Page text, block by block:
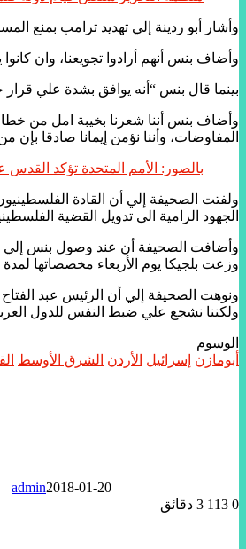
وأشار أبو ردينة إلي تهديد ترامب بمنع المساعدات للاجئين
وأضاف بنس أنهم أرادوا تجويعنا، وان
بينما قال بنس “أنه يوافق بشدة علي
وأضاف بنس أننا شعرنا بخيبة امل من
المفاوضات، وأننا نؤمن إيمانا صادقا
بالصور: الأمم المتحدة تؤكد القدس عربية..128 دولة تحدت ترامب..و7 دول أيدت إسرائيل
ولفتت الصحيفة إلي أن القادة
الجهود الرامية الى تدويل القضية
وأضافت الصحيفة أن عند وصول بنس إلي
وزعت بلجيكا يوم الأربعاء مخصصاتها لمدة 3 سنوات لوكالة المساعدات للفلسطينيين ردا علي خفض الولايات المتحدة للمساعدات للفلسطينيين.
ونوهت الصحيفة إلي أن الرئيس عبد
ولكننا نشجع علي ضبط النفس للدول
الوسوم
أبومازن إسرائيل الأردن الشرق الأوسط
admin2018-01-20
0
3 دقائق